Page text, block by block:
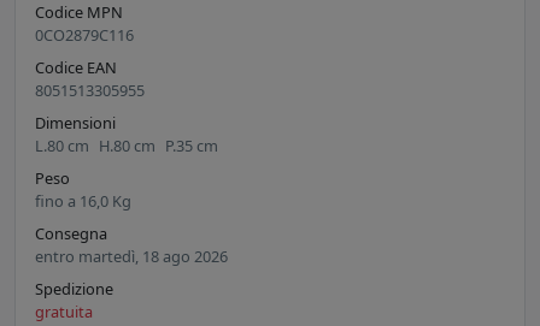
Codice MPN
0CO2879C116
Codice EAN
8051513305955
Dimensioni
L.80 cm H.80 cm P.35 cm
Peso
fino a 16,0 Kg
Consegna
entro martedì, 18 ago 2026
Spedizione
gratuita